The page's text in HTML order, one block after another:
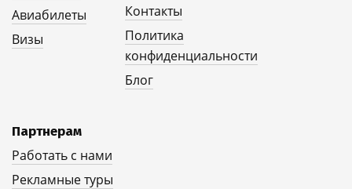
Авиабилеты
Визы
Контакты
Политика
конфиденциальности
Блог
Партнерам
Работать с нами
Рекламные туры